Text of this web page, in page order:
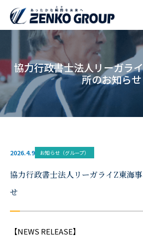
ったかな瞬
間を未来へ
ZENKO
GROUP
協力行政書士法人リーガラ
所のお知らせ
2026.4.9 お知らせ（グループ）
協力行政書士法人リーガライZ東海
せ
【NEWS RELEASE】